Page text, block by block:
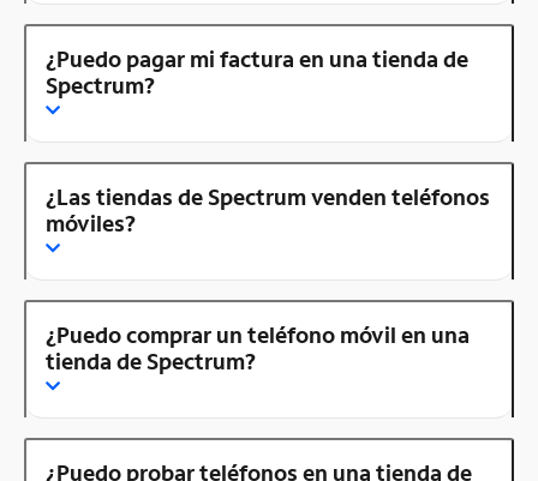
¿Puedo pagar mi factura en una tienda de
Spectrum?
¿Las tiendas de Spectrum venden teléfonos
móviles?
¿Puedo comprar un teléfono móvil en una
tienda de Spectrum?
¿Puedo probar teléfonos en una tienda de